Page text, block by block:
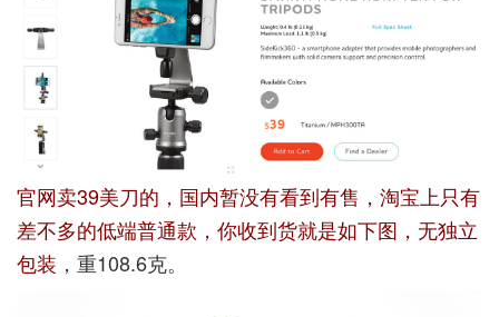
官网卖39美刀的，国内暂没有看到有售，淘宝上只有
差不多的低端普通款，你收到货就是如下图，无独立
包装 ，重108.6克。